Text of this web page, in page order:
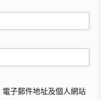
子郵件地址及個人網站